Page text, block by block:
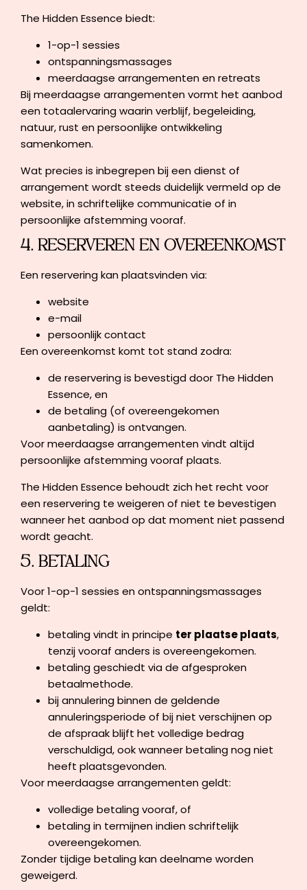
The Hidden Essence biedt:
1-op-1 sessies
ontspanningsmassages
meerdaagse arrangementen en retreats
Bij meerdaagse arrangementen vormt het aanbod
een totaalervaring waarin verblijf, begeleiding,
natuur, rust en persoonlijke ontwikkeling
samenkomen.
Wat precies is inbegrepen bij een dienst of
arrangement wordt steeds duidelijk vermeld op de
website, in schriftelijke communicatie of in
persoonlijke afstemming vooraf.
4. RESERVEREN EN OVEREENKOMST
Een reservering kan plaatsvinden via:
website
e-mail
persoonlijk contact
Een overeenkomst komt tot stand zodra:
de reservering is bevestigd door The Hidden
Essence, en
de betaling (of overeengekomen
aanbetaling) is ontvangen.
Voor meerdaagse arrangementen vindt altijd
persoonlijke afstemming vooraf plaats.
The Hidden Essence behoudt zich het recht voor
een reservering te weigeren of niet te bevestigen
wanneer het aanbod op dat moment niet passend
wordt geacht.
5. BETALING
Voor 1-op-1 sessies en ontspanningsmassages
geldt:
betaling vindt in principe ter plaatse plaats,
tenzij vooraf anders is overeengekomen.
betaling geschiedt via de afgesproken
betaalmethode.
bij annulering binnen de geldende
annuleringsperiode of bij niet verschijnen op
de afspraak blijft het volledige bedrag
verschuldigd, ook wanneer betaling nog niet
heeft plaatsgevonden.
Voor meerdaagse arrangementen geldt:
volledige betaling vooraf, of
betaling in termijnen indien schriftelijk
overeengekomen.
Zonder tijdige betaling kan deelname worden
geweigerd.